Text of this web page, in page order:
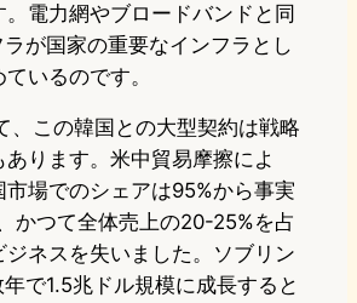
電力網やブロードバンドと同
が国家の重要なインフラとし
いるのです。
、この韓国との大型契約は戦略
ります。米中貿易摩擦によ
市場でのシェアは95%から事実
かつて全体売上の20-25%を占
ネスを失いました。ソブリン
で1.5兆ドル規模に成長すると